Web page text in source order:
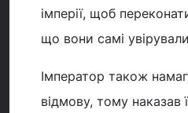
імперії, щоб
що вони самі
Імператор також
відмову, тому